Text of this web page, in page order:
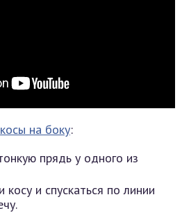
косы на боку:
прядь у одного из
косу и спускаться по линии